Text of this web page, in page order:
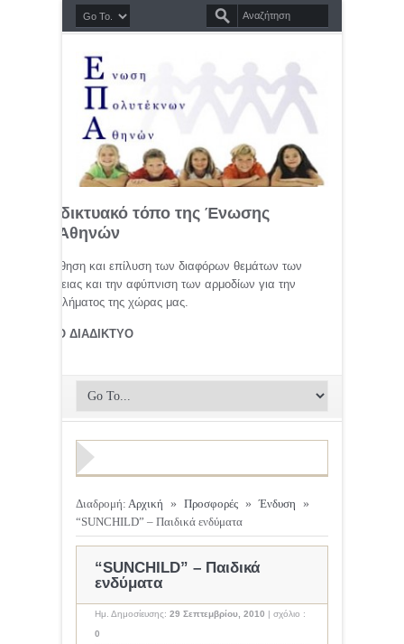
διαδικτυακό τόπο της Ένωσης
Αθηνών
προώθηση και επίλυση των διαφόρων θεμάτων των
οικογένειας και την αφύπνιση των αρμοδίων για την
προβλήματος της χώρας μας.
ΣΤΟ ΔΙΑΔΙΚΤΥΟ
Διαδρομή: Αρχική » Προσφορές » Ένδυση »
“SUNCHILD” – Παιδικά ενδύματα
“SUNCHILD” – Παιδικά
ενδύματα
Ημ. Δημοσίευσης: 29 Σεπτεμβρίου, 2010 | σχόλιο :
0